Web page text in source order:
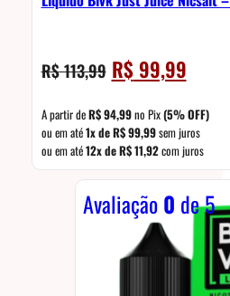
R$113,99 O
preço
original
era:
R$ 113,99.
R$99,99O
preço
atual
é:
R$
A partir deR$94,99no Pix(5% OFF)
ou em até1x deR$99,99sem juros
ou em até12x deR$11,92com juros
Avaliação0 de 5